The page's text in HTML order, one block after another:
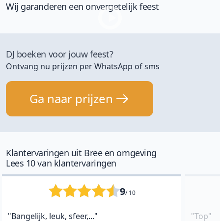
Wij garanderen een onvergetelijk feest
DJ boeken voor jouw feest?
Ontvang nu prijzen per WhatsApp of sms
Ga naar prijzen
Klantervaringen uit Bree en omgeving
Lees 10 van klantervaringen
9/ 10
"Bangelijk, leuk, sfeer,..." "Top"